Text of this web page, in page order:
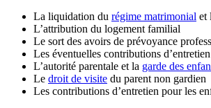
La liquidation du régime matrimonial et
L’attribution du logement familial
Le sort des avoirs de prévoyance
Les éventuelles contributions
L’autorité parentale et la garde des
Le droit de visite du parent non gardien
Les contributions d’entretien pour les